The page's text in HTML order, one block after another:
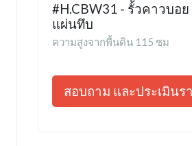
#H.CBW31 - รั้วคาวบอ
แผ่นทึบ
ความสูงจากพื้นดิน 115 ซม
สอบถาม และประเมินร